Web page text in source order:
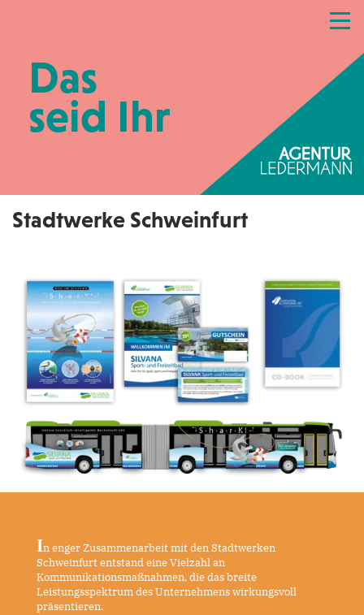
Praxismarketing
Kontakt
Das
seid Ihr
Stadtwerke Schweinfurt
In enger Zusammenarbeit mit den Stadtwerken
Schweinfurt entstand eine Vielzahl an
Kommunikationsmaßnahmen, die das breite
Leistungsspektrum des Unternehmens wirkungsvoll
präsentieren.